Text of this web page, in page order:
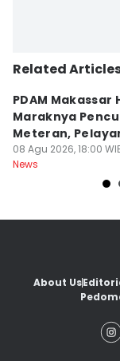
Related
PDAM Makassar
Maraknya
Meteran,
Ikut Terdampak
08 Agu 2026, 18:00
News
About Us